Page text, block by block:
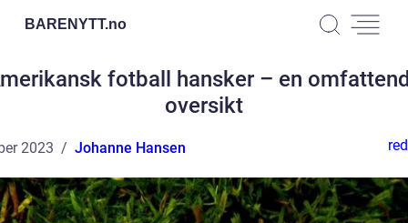
BARENYTT.no
fotball hansker – en
oversikt
2023 Johanne Hansen